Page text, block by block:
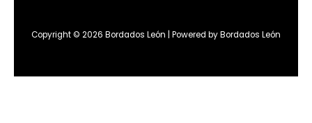
Copyright © 2026 Bordados León | Powered by Bordados León